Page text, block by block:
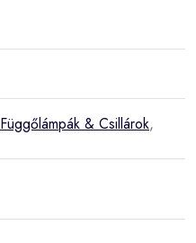
Függőlámpák & Csillárok,